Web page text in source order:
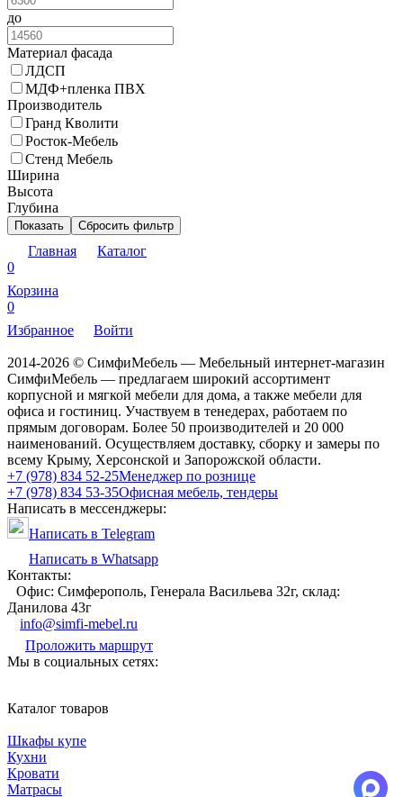
до
Материал фасада
ЛДСП
МДФ+пленка ПВХ
Производитель
Гранд Кволити
Росток-Мебель
Стенд Мебель
Ширина
Высота
Глубина
Показать Сбросить фильтр
Главная
Каталог
0
Корзина
0
Избранное
Войти
2014-2026 © СимфиМебель — Мебельный интернет-магазин
СимфиМебель — предлагаем широкий ассортимент
корпусной и мягкой мебели для дома, а также мебели для
офиса и гостиниц. Участвуем в тенедерах, работаем по
прямым договорам. Более 50 производителей и 20 000
наименований. Осуществляем доставку, сборку и замеры по
всему Крыму, Херсонской и Запорожской области.
+7 (978) 834 52-25Менеджер по рознице
+7 (978) 834 53-35Офисная мебель, тендеры
Написать в мессенджеры:
Написать в Telegram
Написать в Whatsapp
Контакты:
Офис: Симферополь, Генерала Васильева 32г, склад:
Данилова 43г
info@simfi-mebel.ru
Проложить маршрут
Мы в социальных сетях:
Каталог товаров
Шкафы купе
Кухни
Кровати
Матрасы